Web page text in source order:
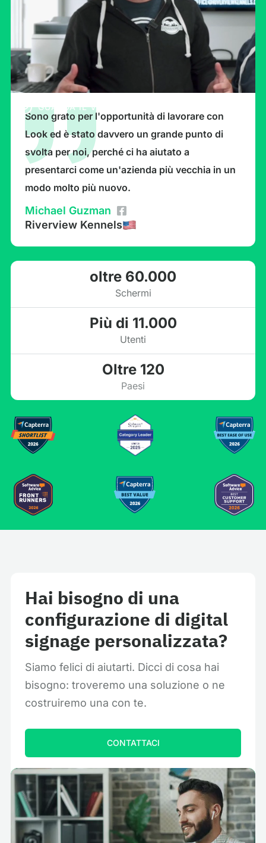
GUARDA IL VIDEO
Sono grato per l'opportunità di lavorare con
Look ed è stato davvero un grande punto di
svolta per noi, perché ci ha aiutato a
presentarci come un'azienda più vecchia in un
modo molto più nuovo.
Michael Guzman
Riverview Kennels
oltre 60.000
Schermi
Più di 11.000
Utenti
Oltre 120
Paesi
Hai bisogno di una
configurazione di digital
signage personalizzata?
Siamo felici di aiutarti. Dicci di cosa hai
bisogno: troveremo una soluzione o ne
costruiremo una con te.
CONTATTACI